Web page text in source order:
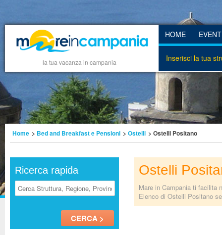
la tua vacanza in campania
HOME
Inserisci la tua
Home > Bed and Breakfast e Pensioni > Ostelli > Ostelli Positano
Ricerca rapida Ostelli
Mare in Campania ti facilita
Elenco di Ostelli Positano